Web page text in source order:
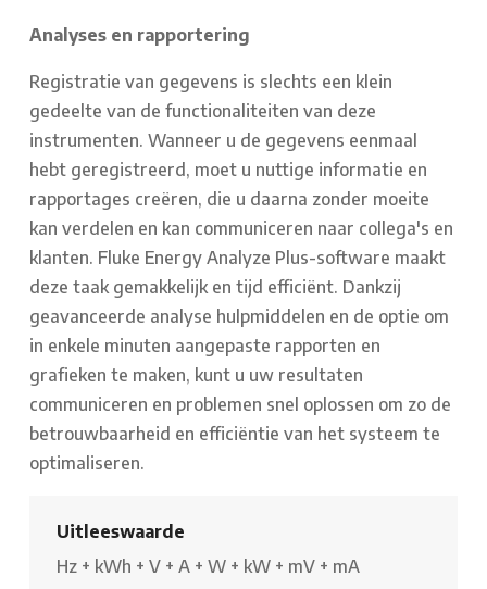
Analyses en rapportering
Registratie van gegevens is slechts een klein
gedeelte van de functionaliteiten van deze
instrumenten. Wanneer u de gegevens eenmaal
hebt geregistreerd, moet u nuttige informatie en
rapportages creëren, die u daarna zonder moeite
kan verdelen en kan communiceren naar collega's en
klanten. Fluke Energy Analyze Plus-software maakt
deze taak gemakkelijk en tijd efficiënt. Dankzij
geavanceerde analyse hulpmiddelen en de optie om
in enkele minuten aangepaste rapporten en
grafieken te maken, kunt u uw resultaten
communiceren en problemen snel oplossen om zo de
betrouwbaarheid en efficiëntie van het systeem te
optimaliseren.
Uitleeswaarde
Hz + kWh + V + A + W + kW + mV + mA